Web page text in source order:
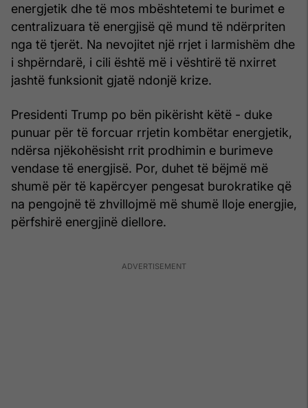
energjetik dhe të mos mbështetemi te burimet e
centralizuara të energjisë që mund të ndërpriten
nga të tjerët. Na nevojitet një rrjet i larmishëm dhe
i shpërndarë, i cili është më i vështirë të nxirret
jashtë funksionit gjatë ndonjë krize.
Presidenti Trump po bën pikërisht këtë - duke
punuar për të forcuar rrjetin kombëtar energjetik,
ndërsa njëkohësisht rrit prodhimin e burimeve
vendase të energjisë. Por, duhet të bëjmë më
shumë për të kapërcyer pengesat burokratike që
na pengojnë të zhvillojmë më shumë lloje energjie,
përfshirë energjinë diellore.